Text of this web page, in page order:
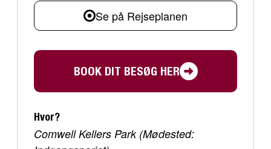
Se på Rejseplanen
BOOK DIT BESØG HER
Hvor?
Comwell Kellers Park (Mødested: